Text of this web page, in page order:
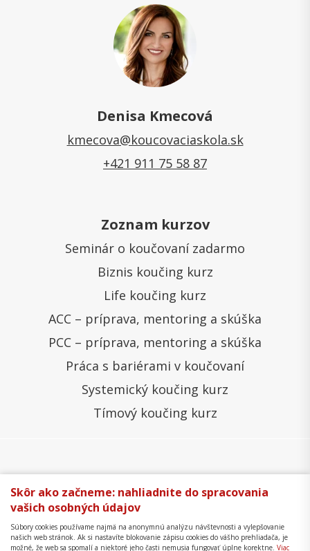
Denisa Kmecová
kmecova@koucovaciaskola.sk
+421 911 75 58 87
Zoznam kurzov
Seminár o koučovaní zadarmo
Biznis koučing kurz
Life koučing kurz
ACC – príprava, mentoring a skúška
PCC – príprava, mentoring a skúška
Práca s bariérami v koučovaní
Systemický koučing kurz
Tímový koučing kurz
Všeobecné obchodné podmienky
Správa cookies
Ochrana osobných údajov
Formulár na odstúpenie
Mapa stránky
Skôr ako začneme: nahliadnite do spracovania
vašich osobných údajov
Súbory cookies používame najmä na anonymnú analýzu návštevnosti a vylepšovanie
našich web stránok. Ak si nastavíte blokovanie zápisu cookies do vášho prehliadača, je
možné, že web sa spomalí a niektoré jeho časti nemusia fungovať úplne korektne. Viac